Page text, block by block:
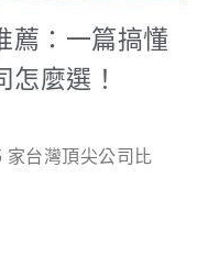
薦：一篇搞懂
麼選！
家台灣頂尖公司比